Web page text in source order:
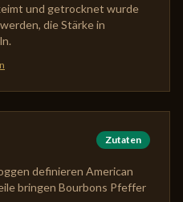
und getrocknet wurde
die Stärke in
Zutaten
definieren American
bringen Bourbons Pfeffer